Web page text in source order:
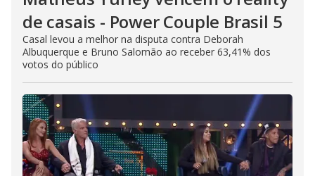
de casais - Power Couple Brasil 5
Casal levou a melhor na disputa contra Deborah
Albuquerque e Bruno Salomão ao receber 63,41% dos
votos do público